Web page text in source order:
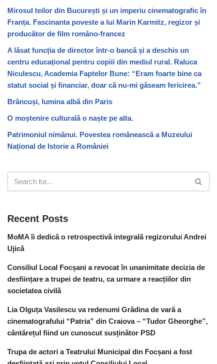
Mirosul teilor din București și un imperiu cinematografic în
Franța. Fascinanta poveste a lui Marin Karmitz, regizor și
producător de film româno-francez
A lăsat funcția de director într-o bancă și a deschis un
centru educațional pentru copiii din mediul rural. Raluca
Niculescu, Academia Faptelor Bune: “Eram foarte bine ca
statut social și financiar, doar că nu-mi găseam fericirea.”
Brâncuși, lumina albă din Paris
O moștenire culturală o naște pe alta.
Patrimoniul nimănui. Povestea românească a Muzeului
Național de Istorie a României
Recent Posts
MoMA îi dedică o retrospectivă integrală regizorului Andrei
Ujică
Consiliul Local Focșani a revocat în unanimitate decizia de
desființare a trupei de teatru, ca urmare a reacțiilor din
societatea civilă
Lia Olguța Vasilescu va redenumi Grădina de vară a
cinematografului “Patria” din Craiova – “Tudor Gheorghe”,
cântărețul fiind un cunoscut susținător PSD
Trupa de actori a Teatrului Municipal din Focșani a fost